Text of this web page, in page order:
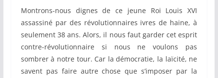
Montrons-nous dignes de ce jeune Roi Louis XVI
assassiné par des révolutionnaires ivres de haine, à
seulement 38 ans. Alors, il nous faut garder cet esprit
contre-révolutionnaire si nous ne voulons pas
sombrer à notre tour. Car la démocratie, la laïcité, ne
savent pas faire autre chose que s’imposer par la